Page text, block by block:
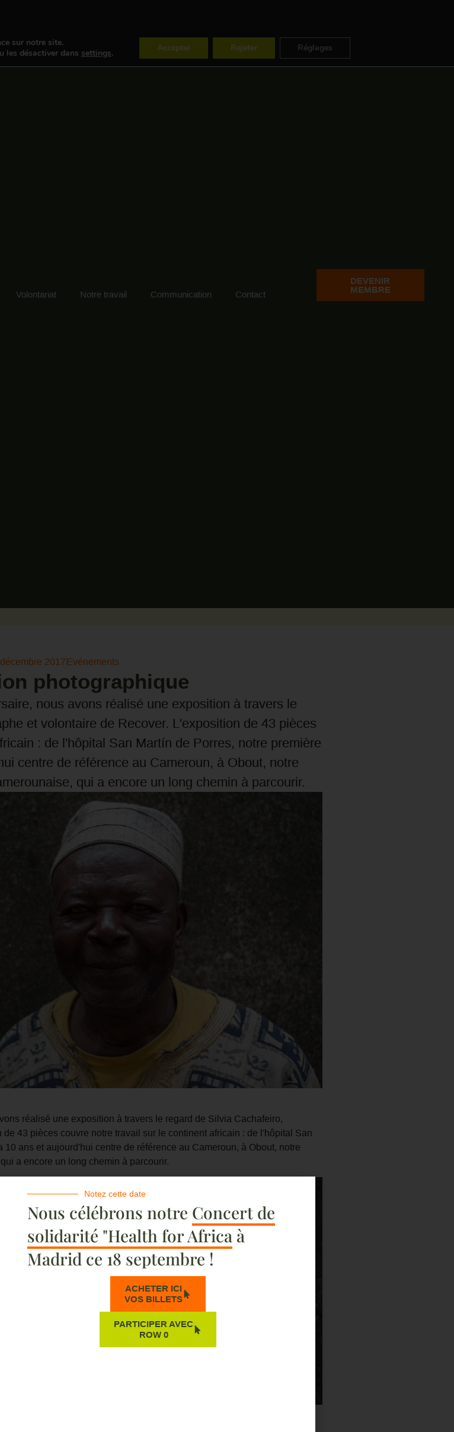
Volontariat Notre travail Communication Contact
DEVENIR
MEMBRE
2017Evénements
photographique
nous avons réalisé une exposition à travers le
et volontaire de Recover. L'exposition de 43 pièces
: de l'hôpital San Martín de Porres, notre première
centre de référence au Cameroun, à Obout, notre
qui a encore un long chemin à parcourir.
réalisé une exposition à travers le regard de Silvia Cachafeiro,
43 pièces couvre notre travail sur le continent africain : de l'hôpital San
ans et aujourd'hui centre de référence au Cameroun, à Obout, notre
a encore un long chemin à parcourir.
de l'année 2018, tourne dans différentes villes d'Espagne. Les dons
d'Obout, en construisant un espace mère-enfant, en l'équipant du
sur notre site.
les désactiver dans settings. Accepter Rejeter Réglages
Notez cette date
Nous célébrons notre Concert de
solidarité "Health for Africa à
Madrid ce 18 septembre !
ACHETER ICI
VOS BILLETS
PARTICIPER AVEC
ROW 0